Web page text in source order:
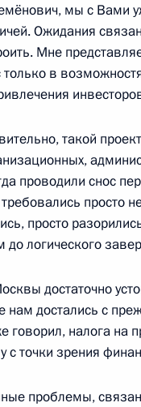
Госсовета по
Совета при
15:00
Коллегии
мы с Вами
Ожидания
Мне
в
такой
проводили снос
просто
просто
до логического
достаточно
нам достались с
говорил, налога на
с точки зрения
проблемы,